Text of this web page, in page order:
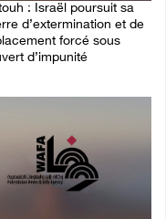
: Israël poursuit sa
d’extermination et de
forcé sous
d’impunité